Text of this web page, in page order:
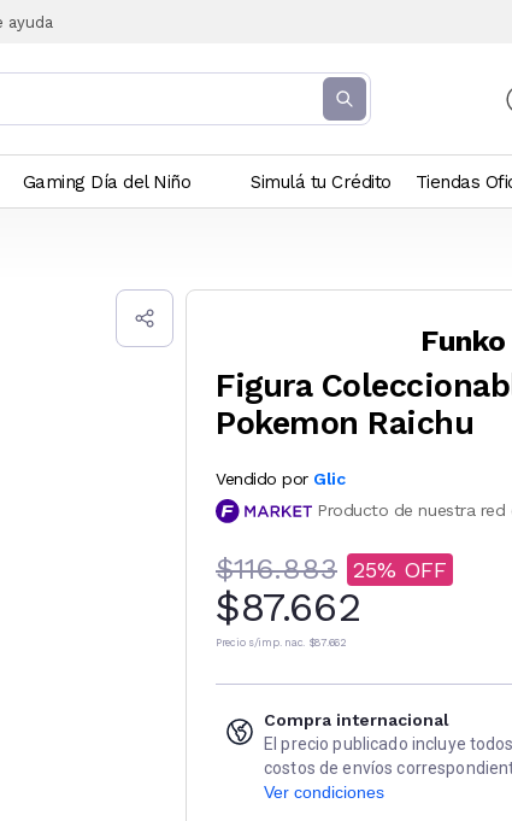
ayuda
Gaming Día del Niño Simulá tu Crédito Tiendas
Funko
Figura
Pokemon Raichu
Vendido por Glic
Producto de nuestra red
$116.883 25
$87.662
Precio s/imp. nac. $87.662
Compra internacional
El precio publicado incluye
costos de envíos
Ver condiciones